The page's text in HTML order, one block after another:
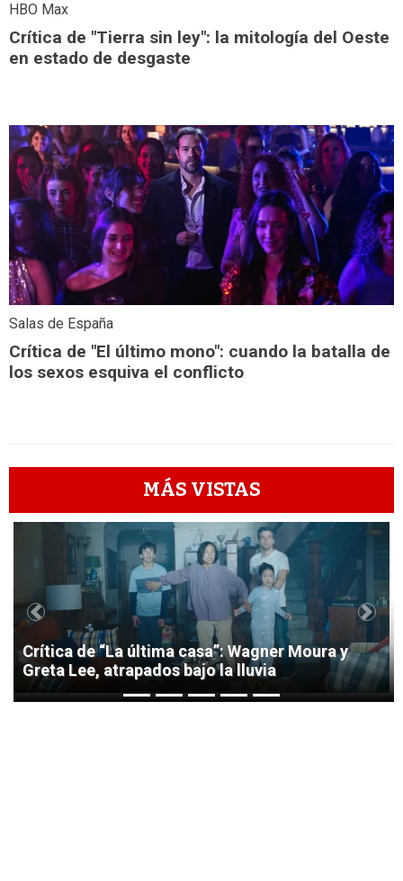
HBO Max
Crítica de "Tierra sin ley": la mitología del Oeste
en estado de desgaste
Salas de España
Crítica de "El último mono": cuando la batalla de
los sexos esquiva el conflicto
MÁS VISTAS
1
Crítica de “La última casa”: Wagner Moura y
Greta Lee, atrapados bajo la lluvia
Previous Next